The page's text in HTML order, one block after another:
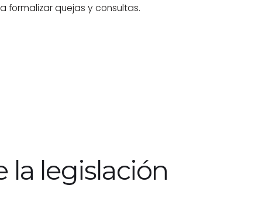
quejas y consultas.
la legislación